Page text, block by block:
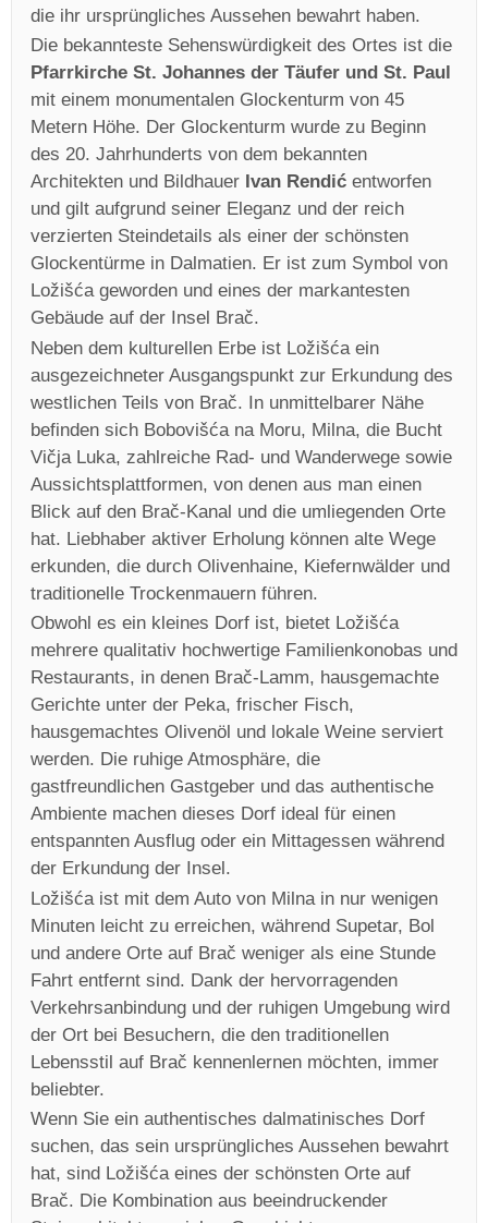
die ihr ursprüngliches Aussehen bewahrt haben.
Die bekannteste Sehenswürdigkeit des Ortes ist die
Pfarrkirche St. Johannes der Täufer und St. Paul
mit einem monumentalen Glockenturm von 45
Metern Höhe. Der Glockenturm wurde zu Beginn
des 20. Jahrhunderts von dem bekannten
Architekten und Bildhauer Ivan Rendić entworfen
und gilt aufgrund seiner Eleganz und der reich
verzierten Steindetails als einer der schönsten
Glockentürme in Dalmatien. Er ist zum Symbol von
Ložišća geworden und eines der markantesten
Gebäude auf der Insel Brač.
Neben dem kulturellen Erbe ist Ložišća ein
ausgezeichneter Ausgangspunkt zur Erkundung des
westlichen Teils von Brač. In unmittelbarer Nähe
befinden sich Bobovišća na Moru, Milna, die Bucht
Vičja Luka, zahlreiche Rad- und Wanderwege sowie
Aussichtsplattformen, von denen aus man einen
Blick auf den Brač-Kanal und die umliegenden Orte
hat. Liebhaber aktiver Erholung können alte Wege
erkunden, die durch Olivenhaine, Kiefernwälder und
traditionelle Trockenmauern führen.
Obwohl es ein kleines Dorf ist, bietet Ložišća
mehrere qualitativ hochwertige Familienkonobas und
Restaurants, in denen Brač-Lamm, hausgemachte
Gerichte unter der Peka, frischer Fisch,
hausgemachtes Olivenöl und lokale Weine serviert
werden. Die ruhige Atmosphäre, die
gastfreundlichen Gastgeber und das authentische
Ambiente machen dieses Dorf ideal für einen
entspannten Ausflug oder ein Mittagessen während
der Erkundung der Insel.
Ložišća ist mit dem Auto von Milna in nur wenigen
Minuten leicht zu erreichen, während Supetar, Bol
und andere Orte auf Brač weniger als eine Stunde
Fahrt entfernt sind. Dank der hervorragenden
Verkehrsanbindung und der ruhigen Umgebung wird
der Ort bei Besuchern, die den traditionellen
Lebensstil auf Brač kennenlernen möchten, immer
beliebter.
Wenn Sie ein authentisches dalmatinisches Dorf
suchen, das sein ursprüngliches Aussehen bewahrt
hat, sind Ložišća eines der schönsten Orte auf
Brač. Die Kombination aus beeindruckender